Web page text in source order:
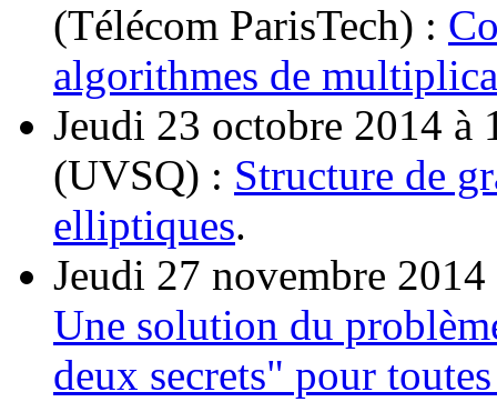
(Télécom ParisTech) :
algorithmes de
Jeudi 23 octobre 2014
(UVSQ) : Structure de
elliptiques.
Jeudi 27 novembre
Une solution du
deux secrets" pour